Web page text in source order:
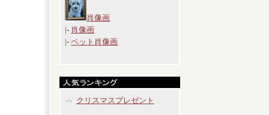
肖像画
|- 肖像画
|- ペット肖像画
クリスマスプレゼント